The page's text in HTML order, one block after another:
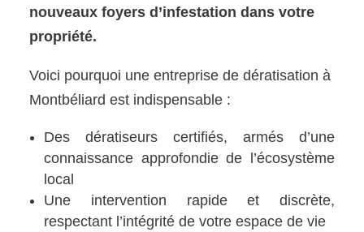
nouveaux foyers d’infestation dans votre
propriété.
Voici pourquoi une entreprise de dératisation à
Montbéliard est indispensable :
Des dératiseurs certifiés, armés d’une
connaissance approfondie de l’écosystème
local
Une intervention rapide et discrète,
respectant l’intégrité de votre espace de vie